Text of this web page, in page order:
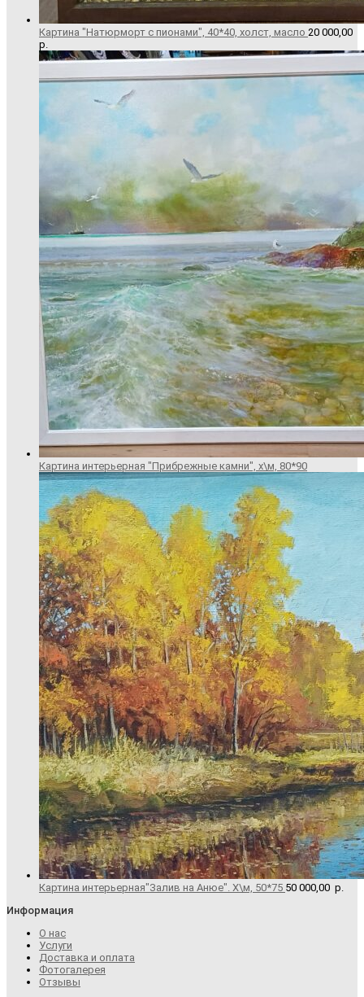
Картина "Натюрморт с пионами", 40*40, холст, масло 20 000,00
р.
Картина интерьерная "Прибрежные камни", х\м, 80*90
Картина интерьерная"Залив на Анюе". Х\м, 50*75 50 000,00 р.
Информация
О нас
Услуги
Доставка и оплата
Фотогалерея
Отзывы